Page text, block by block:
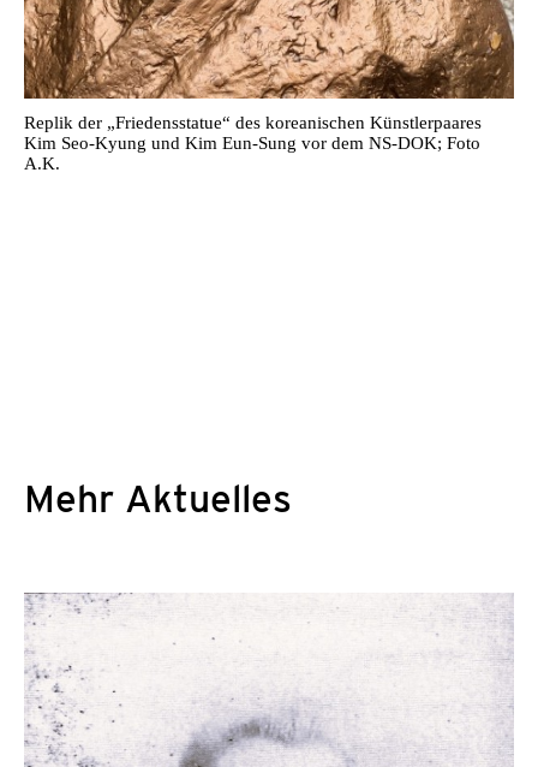
Replik der „Friedensstatue“ des koreanischen Künstlerpaares
Kim Seo-Kyung und Kim Eun-Sung vor dem NS-DOK; Foto
A.K.
Mehr Aktuelles